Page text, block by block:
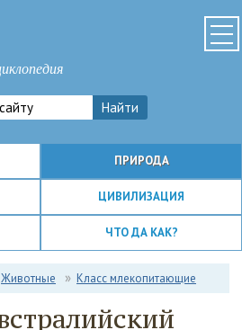
ПРИРОДА
ЦИВИЛИЗАЦИЯ
ЧТО ДА КАК?
Животные Класс млекопитающие